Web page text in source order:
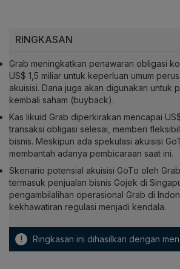
RINGKASAN
Grab meningkatkan penawaran obligasi
US$ 1,5 miliar untuk keperluan umum
akuisisi. Dana juga akan digunakan untuk
kembali saham (buyback).
Kas likuid Grab diperkirakan mencapai
transaksi obligasi selesai, memberi
bisnis. Meskipun ada spekulasi akuisisi
membantah adanya pembicaraan saat ini.
Skenario potensial akuisisi GoTo oleh
termasuk penjualan bisnis Gojek di
pengambilalihan operasional Grab di
kekhawatiran regulasi menjadi kendala.
! Ringkasan ini dihasilkan dengan